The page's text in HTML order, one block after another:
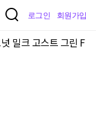
로그인 회원가입